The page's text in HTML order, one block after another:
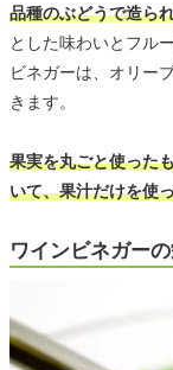
品種のぶどうで造ら
とした味わいとフル
ビネガーは、オリー
きます。
果実を丸ごと使った
いて、果汁だけを使
ワインビネガー